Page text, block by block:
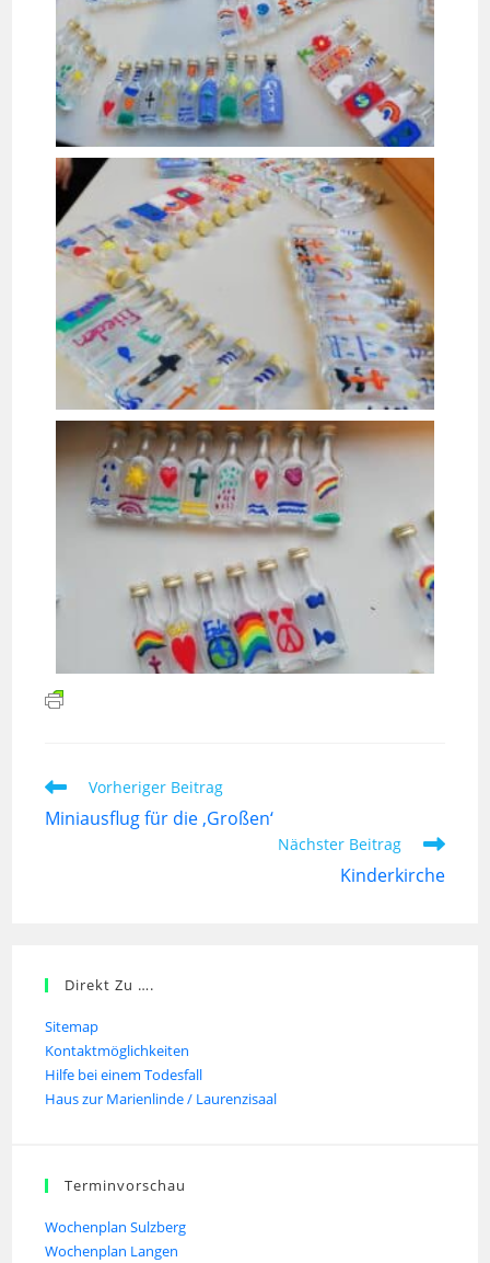
Vorheriger Beitrag
Miniausflug für die ‚Großen‘
Nächster Beitrag
Kinderkirche
Direkt Zu ….
Sitemap
Kontaktmöglichkeiten
Hilfe bei einem Todesfall
Haus zur Marienlinde / Laurenzisaal
Terminvorschau
Wochenplan Sulzberg
Wochenplan Langen